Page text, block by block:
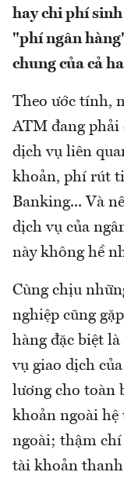
hay chi phí
"phí ngân
chung của cả
Theo ước tính,
ATM đang phải
dịch vụ liên
khoản, phí rút
Banking... Và
dịch vụ của
này không hề
Cùng chịu
nghiệp cũng
hàng đặc biệt
vụ giao dịch
lương cho toàn
khoản ngoài hệ
ngoài; thậm
tài khoản